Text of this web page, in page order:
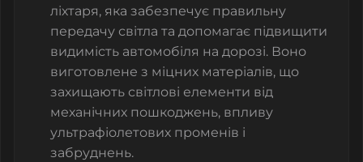
ліхтаря, яка забезпечує правильну
передачу світла та допомагає підвищити
видимість автомобіля на дорозі. Воно
виготовлене з міцних матеріалів, що
захищають світлові елементи від
механічних пошкоджень, впливу
ультрафіолетових променів і
забруднень.